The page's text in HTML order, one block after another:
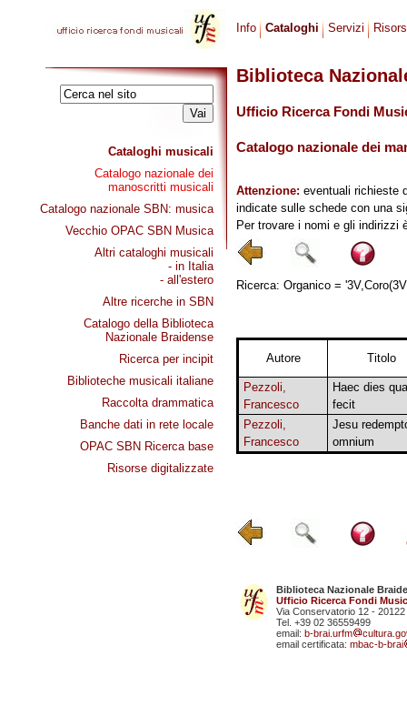
Cataloghi musicali
Catalogo nazionale dei
manoscritti musicali
Catalogo nazionale SBN: musica
Vecchio OPAC SBN Musica
Altri cataloghi musicali
- in Italia
- all'estero
Altre ricerche in SBN
Catalogo della Biblioteca
Nazionale Braidense
Ricerca per incipit
Biblioteche musicali italiane
Raccolta drammatica
Banche dati in rete locale
OPAC SBN Ricerca base
Risorse digitalizzate
Info Cataloghi Servizi
Biblioteca
Ufficio Ricerca Fondi
Catalogo nazionale dei
Attenzione: eventuali richieste
indicate sulle schede con una
Per trovare i nomi e gli indirizzi
Ricerca: Organico =
Autore Titolo
Pezzoli,
Francesco
Haec dies
fecit
Pezzoli,
Francesco
Jesu
omnium
Biblioteca Nazionale
Ufficio Ricerca Fondi
Via Conservatorio 12 - 20122
Tel. +39 02 36559499
email: b-brai.urfm
email certificata: mbac-b-brai